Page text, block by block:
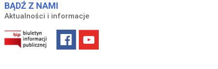
BĄDŹ Z NAMI
Aktualności i informacje